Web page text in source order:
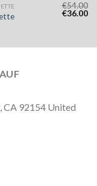
€54.00
€36.00
CA 92154 United